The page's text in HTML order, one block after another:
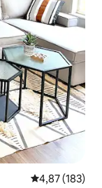
4,87 av 5 i
4,87 (183)